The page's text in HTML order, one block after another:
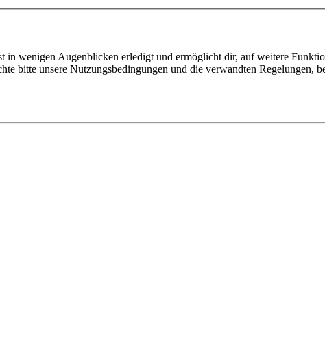
wenigen Augenblicken erledigt und ermöglicht dir, auf weitere
bitte unsere Nutzungsbedingungen und die verwandten Regelungen,